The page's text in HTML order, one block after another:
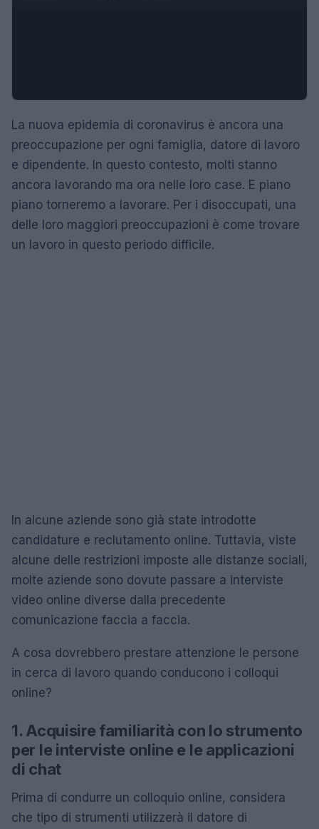
La nuova epidemia di coronavirus è ancora una
preoccupazione per ogni famiglia, datore di lavoro
e dipendente. In questo contesto, molti stanno
ancora lavorando ma ora nelle loro case. E piano
piano torneremo a lavorare. Per i disoccupati, una
delle loro maggiori preoccupazioni è come trovare
un lavoro in questo periodo difficile.
In alcune aziende sono già state introdotte
candidature e reclutamento online. Tuttavia, viste
alcune delle restrizioni imposte alle distanze sociali,
molte aziende sono dovute passare a interviste
video online diverse dalla precedente
comunicazione faccia a faccia.
A cosa dovrebbero prestare attenzione le persone
in cerca di lavoro quando conducono i colloqui
online?
1. Acquisire familiarità con lo strumento
per le interviste online e le applicazioni
di chat
Prima di condurre un colloquio online, considera
che tipo di strumenti utilizzerà il datore di